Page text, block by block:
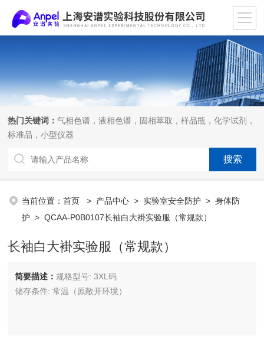
热门关键词：气相色谱，液相色谱，固相萃取，样品瓶，化学试剂，
标准品，小型仪器
当前位置：首页 > 产品中心 > 实验室安全防护 >身体防
护 > QCAA-P0B0107长袖白大褂实验服（常规款）
长袖白大褂实验服（常规款）
简要描述：规格型号: 3XL码
储存条件: 常温（原敞开环境）